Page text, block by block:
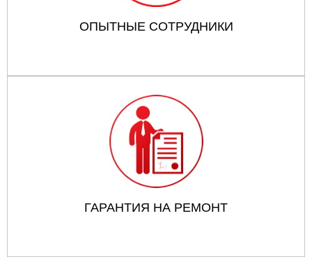
ОПЫТНЫЕ СОТРУДНИКИ
ГАРАНТИЯ НА РЕМОНТ